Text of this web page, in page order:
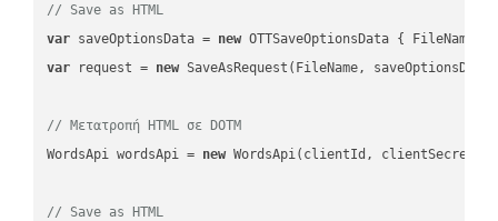
// Save as HTML
var saveOptionsData = new OTTSaveOptionsData { FileName =
var request = new SaveAsRequest(FileName,
// Μετατροπή HTML σε DOTM
WordsApi wordsApi = new WordsApi(clientId, clientSecret);
// Save as HTML